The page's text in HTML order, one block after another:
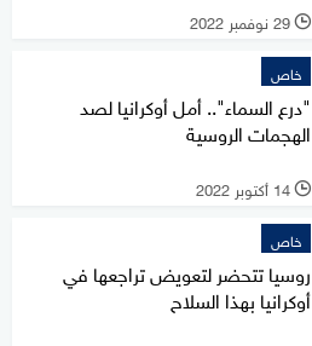
l 29 نوفمبر 2022
خاص
"درع السماء".. أمل أوكرانيا لصد
الهجمات الروسية
l 14 أكتوبر 2022
خاص
روسيا تتحضر لتعويض تراجعها في
أوكرانيا بهذا السلاح